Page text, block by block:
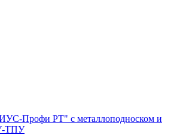
Профи РТ" с металлоподноском и
ТПУ